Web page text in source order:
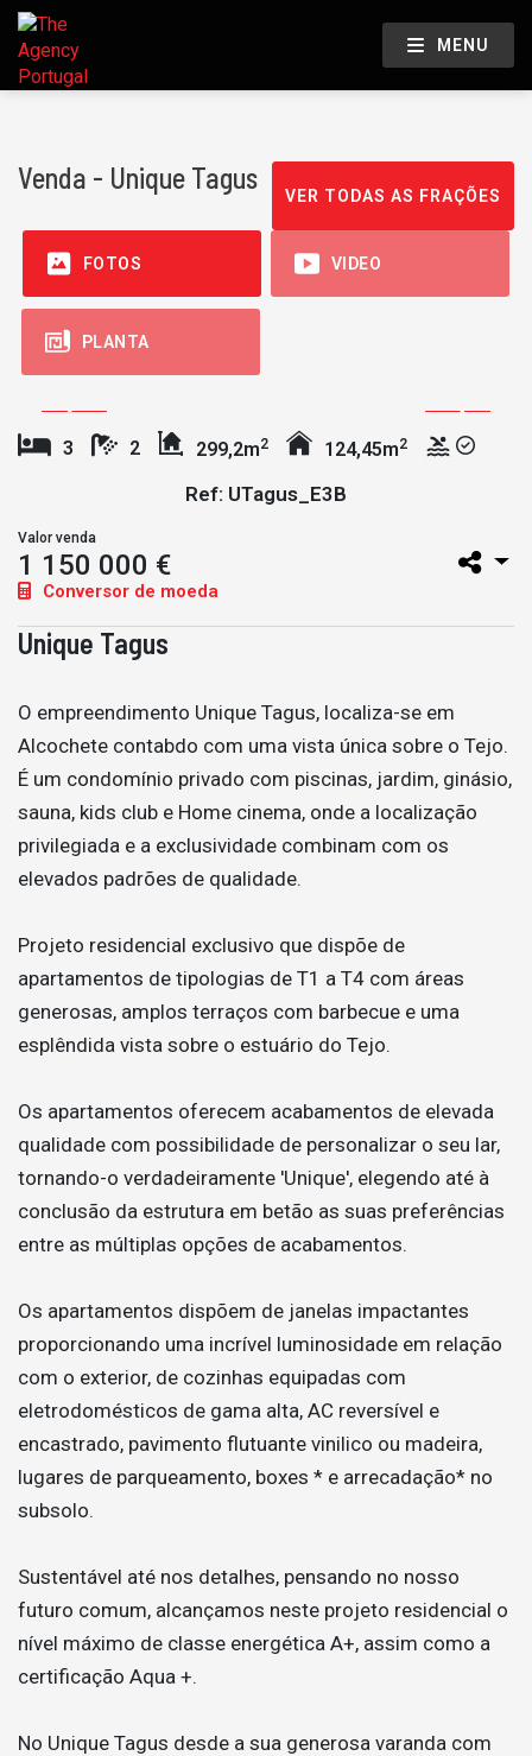
MENU
Venda - Unique Tagus
VER TODAS AS FRAÇÕES
FOTOS VIDEO
PLANTA
3 2 299,2m2 124,45m2
Ref: UTagus_E3B
Valor venda
1 150 000 €
Conversor de moeda
Unique Tagus
O empreendimento Unique Tagus, localiza-se em
Alcochete contabdo com uma vista única sobre o Tejo.
É um condomínio privado com piscinas, jardim, ginásio,
sauna, kids club e Home cinema, onde a localização
privilegiada e a exclusividade combinam com os
elevados padrões de qualidade.
Projeto residencial exclusivo que dispõe de
apartamentos de tipologias de T1 a T4 com áreas
generosas, amplos terraços com barbecue e uma
esplêndida vista sobre o estuário do Tejo.
Os apartamentos oferecem acabamentos de elevada
qualidade com possibilidade de personalizar o seu lar,
tornando-o verdadeiramente 'Unique', elegendo até à
conclusão da estrutura em betão as suas preferências
entre as múltiplas opções de acabamentos.
Os apartamentos dispõem de janelas impactantes
proporcionando uma incrível luminosidade em relação
com o exterior, de cozinhas equipadas com
eletrodomésticos de gama alta, AC reversível e
encastrado, pavimento flutuante vinilico ou madeira,
lugares de parqueamento, boxes * e arrecadação* no
subsolo.
Sustentável até nos detalhes, pensando no nosso
futuro comum, alcançamos neste projeto residencial o
nível máximo de classe energética A+, assim como a
certificação Aqua +.
No Unique Tagus desde a sua generosa varanda com